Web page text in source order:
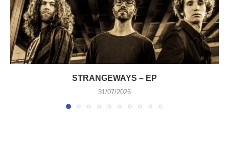
STRANGEWAYS – EP
31/07/2026